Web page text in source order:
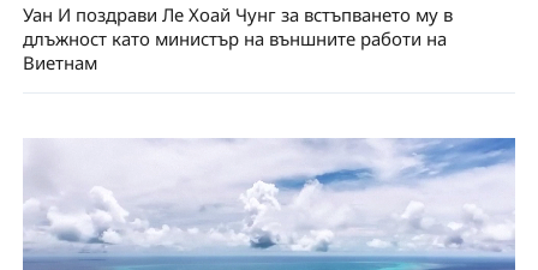
Уан И поздрави Ле Хоай Чунг за встъпването му в
длъжност като министър на външните работи на
Виетнам